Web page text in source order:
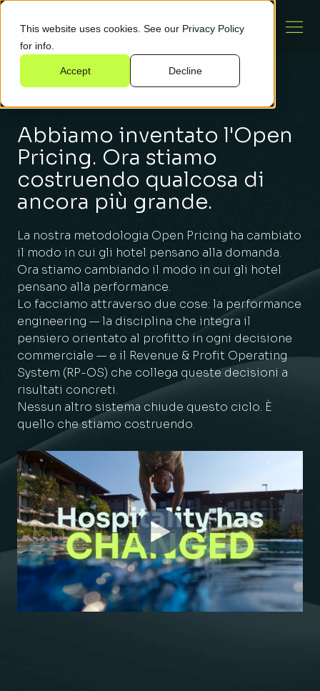
This website uses cookies. See our Privacy Policy
for info.
Accept Decline
Abbiamo inventato l'Open
Pricing. Ora stiamo
costruendo qualcosa di
ancora più grande.
La nostra metodologia Open Pricing ha cambiato
il modo in cui gli hotel pensano alla domanda.
Ora stiamo cambiando il modo in cui gli hotel
pensano alla performance.
Lo facciamo attraverso due cose: la performance
engineering — la disciplina che integra il
pensiero orientato al profitto in ogni decisione
commerciale — e il Revenue & Profit Operating
System (RP-OS) che collega queste decisioni a
risultati concreti.
Nessun altro sistema chiude questo ciclo. È
quello che stiamo costruendo.